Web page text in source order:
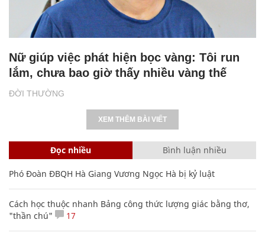
ĐỜI THƯỜNG
Nữ giúp việc phát hiện bọc vàng: Tôi run
lắm, chưa bao giờ thấy nhiều vàng thế
XEM THÊM BÀI VIẾT
Đọc nhiều Bình luận nhiều
Phó Đoàn ĐBQH Hà Giang Vương Ngọc Hà bị kỷ luật
Cách học thuộc nhanh Bảng công thức lượng giác bằng thơ,
"thần chú"
17